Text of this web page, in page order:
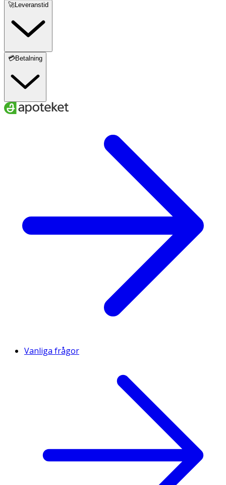
🚀Leveranstid
💳Betalning
Vanliga frågor